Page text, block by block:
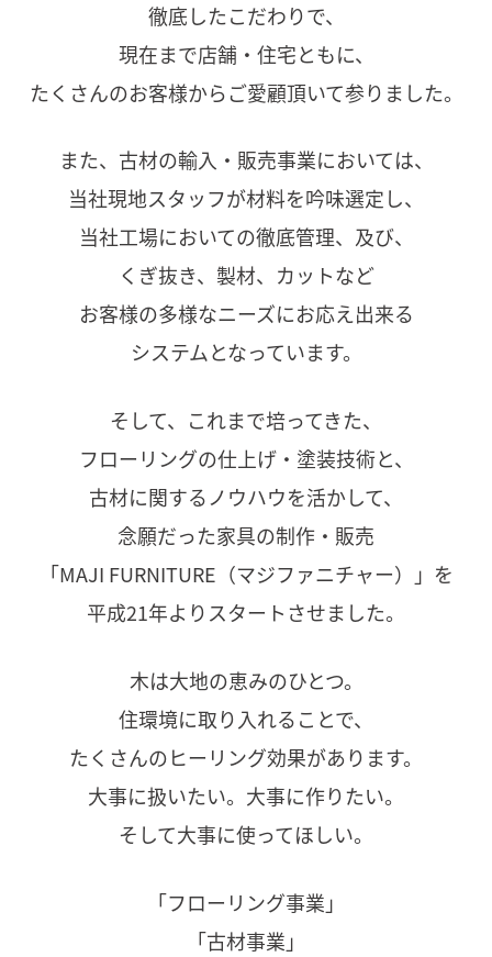
徹底したこだわりで、
現在まで店舗・住宅ともに、
たくさんのお客様からご愛顧頂いて参りました。
また、古材の輸入・販売事業においては、
当社現地スタッフが材料を吟味選定し、
当社工場においての徹底管理、及び、
くぎ抜き、製材、カットなど
お客様の多様なニーズにお応え出来る
システムとなっています。
そして、これまで培ってきた、
フローリングの仕上げ・塗装技術と、
古材に関するノウハウを活かして、
念願だった家具の制作・販売
「MAJI FURNITURE（マジファニチャー）」を
平成21年よりスタートさせました。
木は大地の恵みのひとつ。
住環境に取り入れることで、
たくさんのヒーリング効果があります。
大事に扱いたい。大事に作りたい。
そして大事に使ってほしい。
「フローリング事業」
「古材事業」